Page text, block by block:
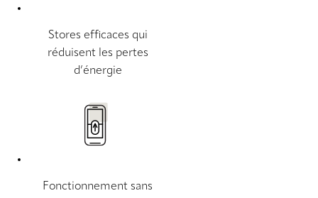
Stores efficaces qui
réduisent les pertes
d’énergie
Fonctionnement sans